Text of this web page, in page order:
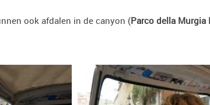
ook afdalen in de canyon (Parco della Murgia